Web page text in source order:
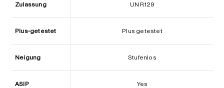
Zulassung UN R129
Plus-getestet Plus getestet
Neigung Stufenlos
ASIP Yes